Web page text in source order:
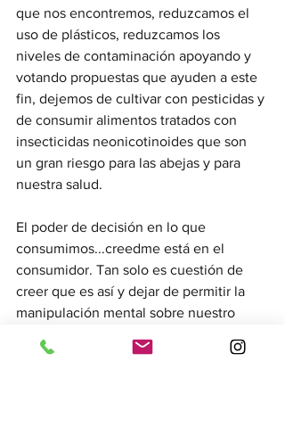
que nos encontremos, reduzcamos el
uso de plásticos, reduzcamos los
niveles de contaminación apoyando y
votando propuestas que ayuden a este
fin, dejemos de cultivar con pesticidas y
de consumir alimentos tratados con
insecticidas neonicotinoides que son
un gran riesgo para las abejas y para
nuestra salud.
El poder de decisión en lo que
consumimos...creedme está en el
consumidor. Tan solo es cuestión de
creer que es así y dejar de permitir la
manipulación mental sobre nuestro
consumo responsable...tan solo